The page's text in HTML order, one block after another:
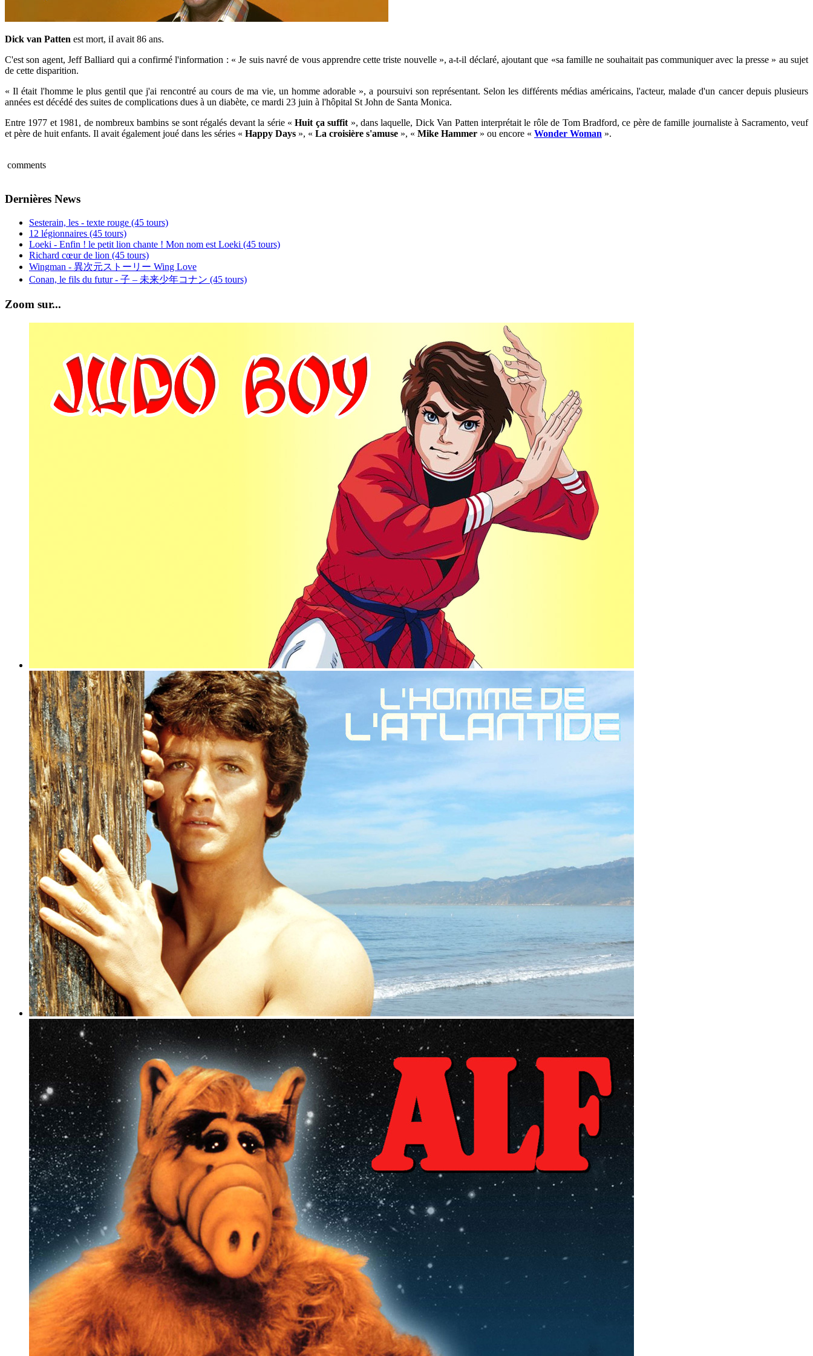
Dick van Patten est mort, iI avait 86 ans.
C'est son agent, Jeff Balliard qui a confirmé l'information : « Je suis navré de vous apprendre cette triste nouvelle », a-t-il déclaré, ajoutant que «sa famille ne souhaitait pas communiquer avec la presse » au sujet
de cette disparition.
« Il était l'homme le plus gentil que j'ai rencontré au cours de ma vie, un homme adorable », a poursuivi son représentant. Selon les différents médias américains, l'acteur, malade d'un cancer depuis plusieurs
années est décédé des suites de complications dues à un diabète, ce mardi 23 juin à l'hôpital St John de Santa Monica.
Entre 1977 et 1981, de nombreux bambins se sont régalés devant la série «Huit ça suffit », dans laquelle, Dick Van Patten interprétait le rôle de Tom Bradford, ce père de famille journaliste à Sacramento, veuf
et père de huit enfants. Il avait également joué dans les séries « Happy Days », « La croisière s'amuse », « Mike Hammer » ou encore « Wonder Woman ».
comments
Dernières News
Sesterain, les - texte rouge (45 tours)
12 légionnaires (45 tours)
Loeki - Enfin ! le petit lion chante ! Mon nom est Loeki (45 tours)
Richard cœur de lion (45 tours)
Wingman - 異次元ストーリー Wing Love
Conan, le fils du futur - 子 – 未来少年コナン (45 tours)
Zoom sur...